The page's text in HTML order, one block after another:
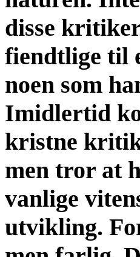
disse
fiendtlige til
noen som
Imidlertid
kristne
men tror at
vanlige
utvikling.